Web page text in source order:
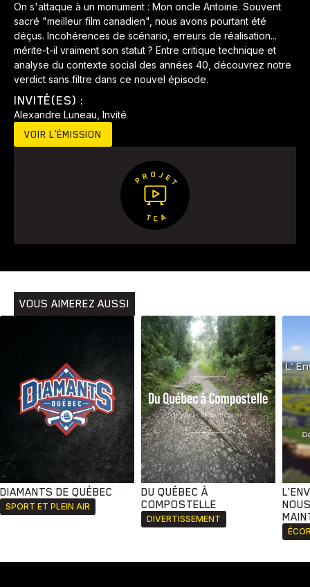
On s'attaque à un monument : Mon oncle Antoine. Souvent
sacré "meilleur film canadien", nous avons pourtant été
déçus. Incohérences de scénario, erreurs de réalisation...
mérite-t-il vraiment son statut ? Entre critique technique et
analyse du contexte social des années 40, découvrez notre
verdict sans filtre dans ce nouvel épisode.
INVITÉ(ES) :
Alexandre Luneau, Invité
VOIR L’ÉMISSION
VOUS AIMEREZ AUSSI
DIAMANTS DE QUÉBEC
SPORT ET PLEIN AIR
DU QUÉBEC À
COMPOSTELLE
DIVERTISSEMENT